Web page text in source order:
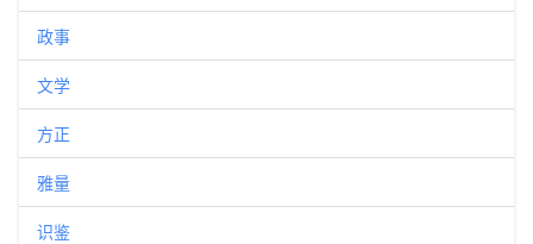
政事
文学
方正
雅量
识鉴